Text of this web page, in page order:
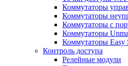
Коммутаторы
Коммутаторы
Коммутаторы с
Коммутаторы
Коммутаторы Easy
Контроль доступа
Релейные модули